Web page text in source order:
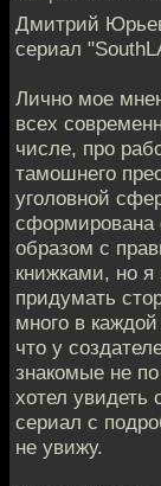
Дмитрий
сериал
Лично мое
всех
числе, про
тамошнего
уголовной
образом с
книжками, но
придумать
много в
что у
знакомые не
хотел
сериал с
не увижу.